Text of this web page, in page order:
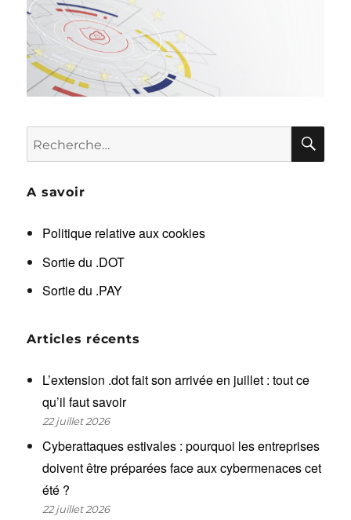
Recherche
pour :
A savoir
Politique relative aux cookies
Sortie du .DOT
Sortie du .PAY
Articles récents
L’extension .dot fait son arrivée en juillet : tout ce
qu’il faut savoir
22 juillet 2026
Cyberattaques estivales : pourquoi les entreprises
doivent être préparées face aux cybermenaces cet
été ?
22 juillet 2026